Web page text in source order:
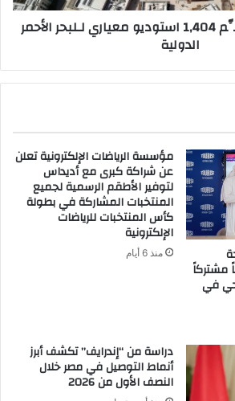
مجموعة أمانة تُسلِّم 1,404 استوديو معياري لـلبحر الأحمر
الدولية
مشتركاً
في
مؤسسة الرياضات الإلكترونية تعلن
عن شراكة كبرى مع أديداس
لتوفير الأطقم الرسمية لجميع
المنتخبات المشاركة في بطولة
كأس المنتخبات للرياضات
الإلكترونية
منذ 6 أيام
دراسة من “إندرايف” تكشف أبرز
أنماط التوصيل في مصر خلال
النصف الأول من 2026